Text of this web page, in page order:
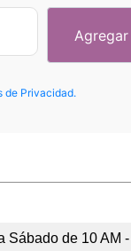
de Privacidad.
Sábado de 10 AM